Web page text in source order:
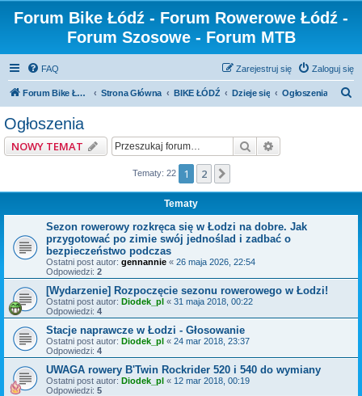
Forum Bike Łódź - Forum Rowerowe Łódź -
Forum Szosowe - Forum MTB
FAQ Zaloguj się
Zarejestruj się
Forum Bike Łódź - Forum Rowerowe Łódź - Forum Szosowe - Forum MTB Strona Główna BIKE ŁÓDŹ Dzieje się Ogłoszenia
Ogłoszenia
NOWY TEMAT Szukaj
Tematy: 22 1 2
Tematy
Sezon rowerowy rozkręca się w Łodzi na dobre. Jak
przygotować po zimie swój jednoślad i zadbać o
bezpieczeństwo podczas
Ostatni post autor: gennannie « 26 maja 2026, 22:54
Odpowiedzi: 2
[Wydarzenie] Rozpoczęcie sezonu rowerowego w Łodzi!
Ostatni post autor: Diodek_pl « 31 maja 2018, 00:22
Odpowiedzi: 4
Stacje naprawcze w Łodzi - Głosowanie
Ostatni post autor: Diodek_pl « 24 mar 2018, 23:37
Odpowiedzi: 4
UWAGA rowery B'Twin Rockrider 520 i 540 do wymiany
Ostatni post autor: Diodek_pl « 12 mar 2018, 00:19
Odpowiedzi: 5